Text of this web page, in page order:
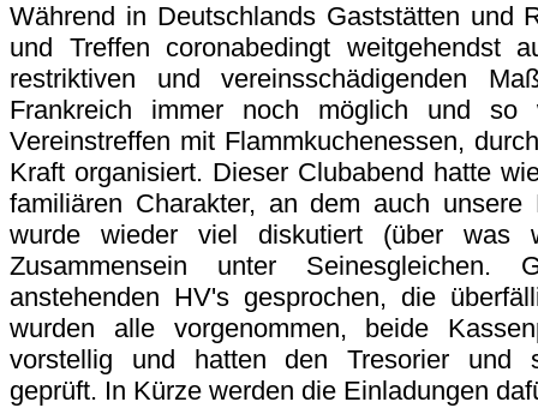
Während in Deutschlands Gaststätten und
und Treffen coronabedingt weitgehendst
restriktiven und vereinsschädigenden
Frankreich immer noch möglich und so
Vereinstreffen mit Flammkuchenessen,
Kraft organisiert. Dieser Clubabend hatte
familiären Charakter, an dem auch
wurde wieder viel diskutiert (über was
Zusammensein unter
anstehenden HV's gesprochen, die
wurden alle vorgenommen, beide
vorstellig und hatten den Tresorier und
geprüft. In Kürze werden die Einladungen